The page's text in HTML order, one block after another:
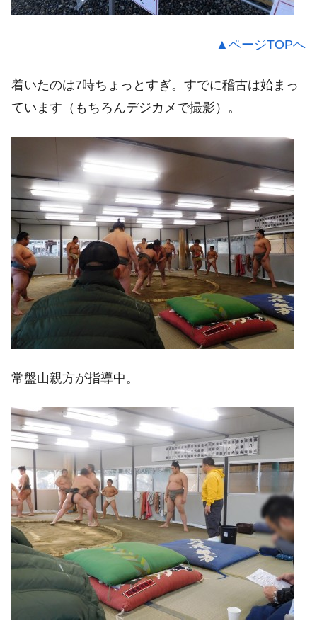
▲ページTOPへ
着いたのは7時ちょっとすぎ。すでに稽古は始まっ
ています（もちろんデジカメで撮影）。
常盤山親方が指導中。